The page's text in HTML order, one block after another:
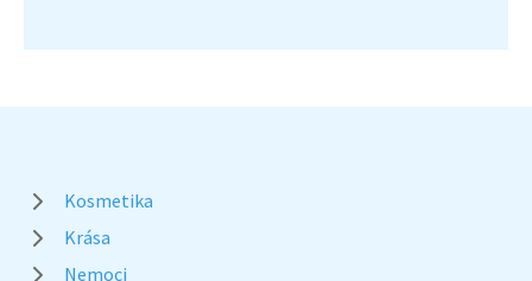
Kosmetika
Krása
Nemoci